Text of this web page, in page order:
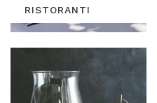
RISTORANTI